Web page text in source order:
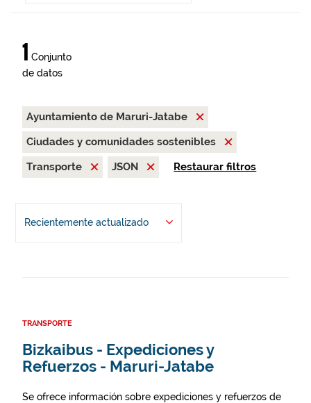
1 Conjunto
de datos
Ayuntamiento de Maruri-Jatabe
Ciudades y comunidades sostenibles
Transporte
JSON Restaurar filtros
Recientemente actualizado
TRANSPORTE
Bizkaibus - Expediciones y
Refuerzos - Maruri-Jatabe
Se ofrece información sobre expediciones y refuerzos de